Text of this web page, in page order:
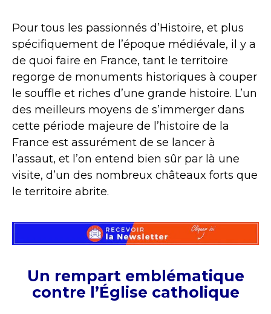
Pour tous les passionnés d’Histoire, et plus
spécifiquement de l’époque médiévale, il y a
de quoi faire en France, tant le territoire
regorge de monuments historiques à couper
le souffle et riches d’une grande histoire. L’un
des meilleurs moyens de s’immerger dans
cette période majeure de l’histoire de la
France est assurément de se lancer à
l’assaut, et l’on entend bien sûr par là une
visite, d’un des nombreux châteaux forts que
le territoire abrite.
Un rempart emblématique
contre l’Église catholique